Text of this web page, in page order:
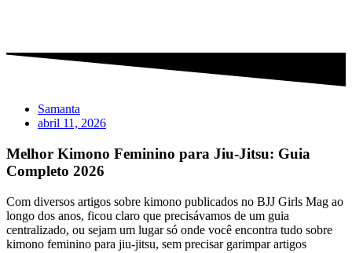
Samanta
abril 11, 2026
Melhor Kimono Feminino para Jiu-Jitsu: Guia
Completo 2026
Com diversos artigos sobre kimono publicados no BJJ Girls Mag ao
longo dos anos, ficou claro que precisávamos de um guia
centralizado, ou sejam um lugar só onde você encontra tudo sobre
kimono feminino para jiu-jitsu, sem precisar garimpar artigos